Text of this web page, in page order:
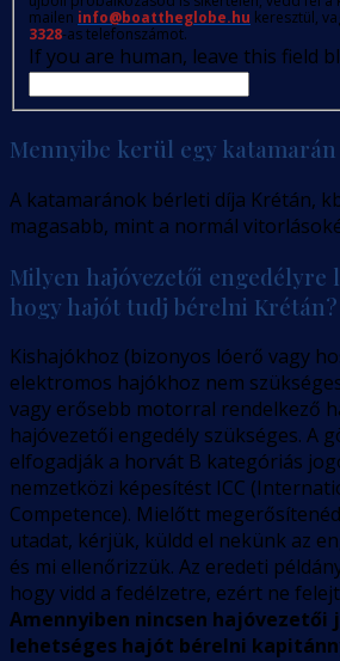
mailen info@boattheglobe.hu keresztül,
3328-as telefonszámot.
If you are human, leave this field
Mennyibe kerül egy
A katamaránok bérleti díja Krétán,
magasabb, mint a normál
Milyen hajóvezetői engedélyre
hogy hajót tudj bérelni Krétán?
Kishajókhoz (bizonyos lóerő vagy
elektromos hajókhoz nem
vagy erősebb motorral rendelkező
hajóvezetői engedély szükséges. A
elfogadják a horvát B kategóriás
nemzetközi képesítést ICC
Competence). Mielőtt
utadat, kérjük, küldd el nekünk az
és mi ellenőrizzük. Az eredeti
hogy vidd a fedélzetre, ezért ne
Amennyiben nincsen hajóvezetői
lehetséges hajót bérelni